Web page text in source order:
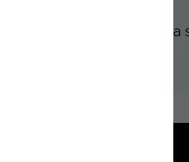
clientes. Veja o vídeo para